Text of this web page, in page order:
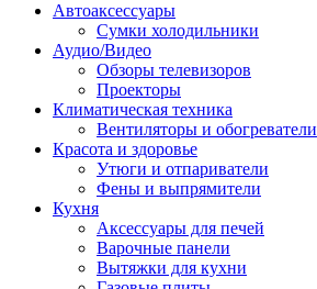
Автоаксессуары
Сумки холодильники
Аудио/Видео
Обзоры телевизоров
Проекторы
Климатическая техника
Вентиляторы и обогреватели
Красота и здоровье
Утюги и отпариватели
Фены и выпрямители
Кухня
Аксессуары для печей
Варочные панели
Вытяжки для кухни